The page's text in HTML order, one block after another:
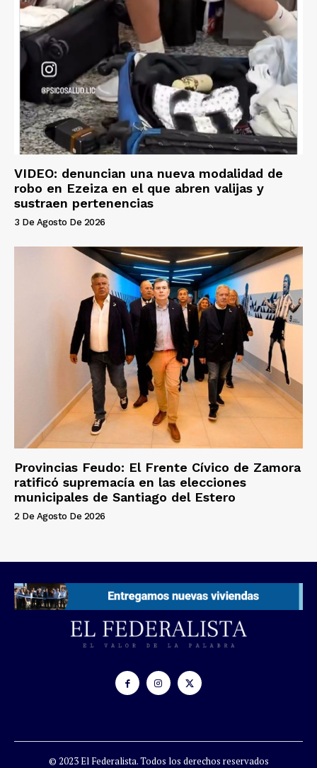
VIDEO: denuncian una nueva modalidad de
robo en Ezeiza en el que abren valijas y
sustraen pertenencias
3 De Agosto De 2026
Provincias Feudo: El Frente Cívico de Zamora
ratificó supremacía en las elecciones
municipales de Santiago del Estero
2 De Agosto De 2026
© 2023 El Federalista. Todos los derechos reservados